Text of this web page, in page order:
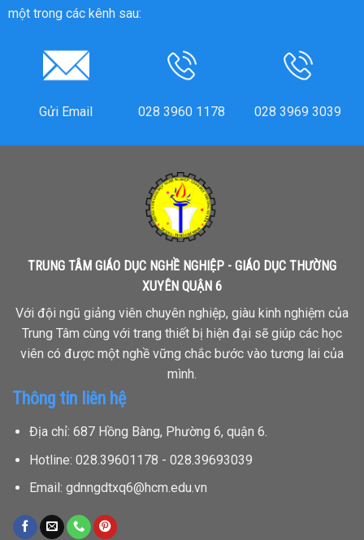
một trong các kênh sau:
Gửi Email 028 3960 1178 028 3969 3039
TRUNG TÂM GIÁO DỤC NGHỀ NGHIỆP - GIÁO DỤC THƯỜNG
XUYÊN QUẬN 6
Với đội ngũ giảng viên chuyên nghiệp, giàu kinh nghiệm của
Trung Tâm cùng với trang thiết bị hiện đại sẽ giúp các học
viên có được một nghề vững chắc bước vào tương lai của
mình.
Thông tin liên hệ
Địa chỉ: 687 Hồng Bàng, Phường 6, quận 6.
Hotline: 028.39601178 - 028.39693039
Email: gdnngdtxq6@hcm.edu.vn